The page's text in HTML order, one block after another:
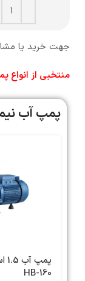
جهت خرید یا
منتخبی از
پمپ آب
HB-160